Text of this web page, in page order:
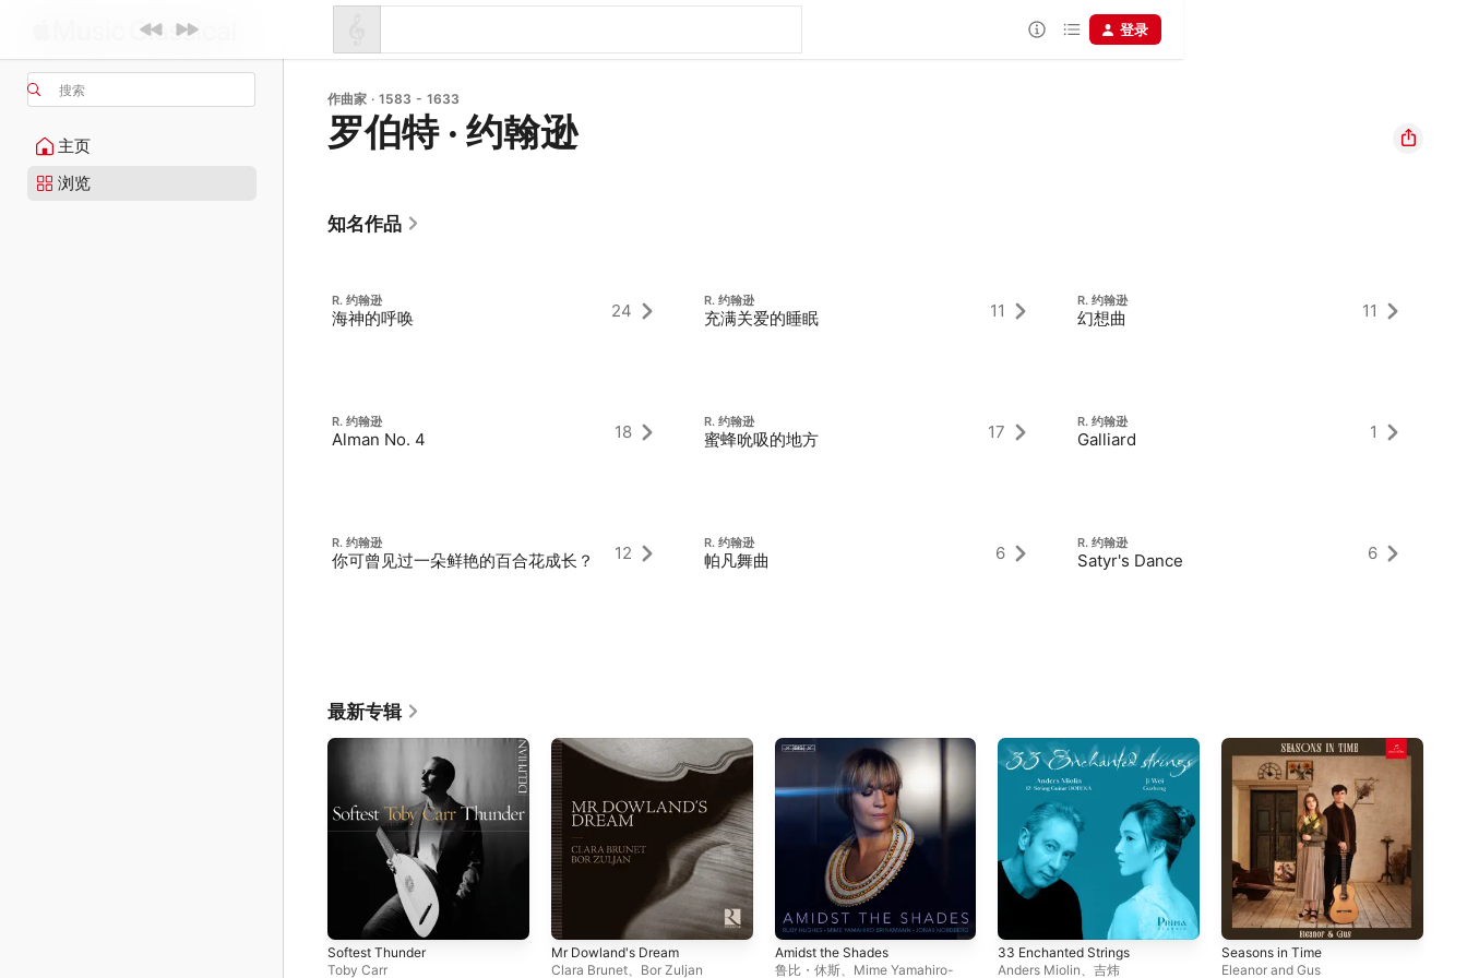
搜索
主页
浏览
登录
作曲家 · 1583 - 1633
罗伯特 · 约翰逊
知名作品
R. 约翰逊
海神的呼唤 24
R. 约翰逊
Alman No. 4 18
R. 约翰逊
你可曾见过一朵鲜艳的百合花成长？ 12
R. 约翰逊
充满关爱的睡眠 11
R. 约翰逊
蜜蜂吮吸的地方 17
R. 约翰逊
帕凡舞曲 6
R. 约翰逊
幻想曲 11
R. 约翰逊
Galliard 1
R. 约翰逊
Satyr's Dance 6
最新专辑
Softest Thunder
Toby Carr
Mr Dowland's Dream
Clara Brunet、 Bor Zuljan
Amidst the Shades
鲁比・休斯、 Mime Yamahiro-
33 Enchanted Strings
Anders Miolin 、吉炜
Seasons in Time
Eleanor and Gus